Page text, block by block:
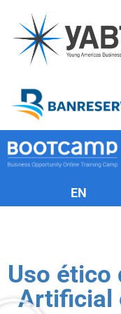
EN
Uso ético
Artificial